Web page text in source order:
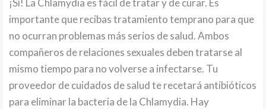
¡Sí! La Chlamydia es fácil de tratar y de curar. Es
importante que recibas tratamiento temprano para que
no ocurran problemas más serios de salud. Ambos
compañeros de relaciones sexuales deben tratarse al
mismo tiempo para no volverse a infectarse. Tu
proveedor de cuidados de salud te recetará antibióticos
para eliminar la bacteria de la Chlamydia. Hay